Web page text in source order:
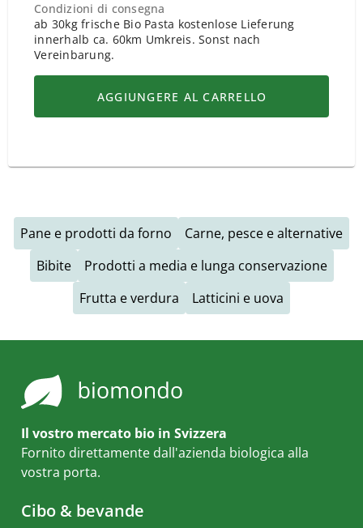
Condizioni di consegna
ab 30kg frische Bio Pasta kostenlose Lieferung
innerhalb ca. 60km Umkreis. Sonst nach
Vereinbarung.
AGGIUNGERE AL CARRELLO
Pane e prodotti da forno
Carne, pesce e alternative
Bibite
Prodotti a media e lunga conservazione
Frutta e verdura
Latticini e uova
Il vostro mercato bio in Svizzera
Fornito direttamente dall'azienda biologica alla
vostra porta.
Cibo & bevande